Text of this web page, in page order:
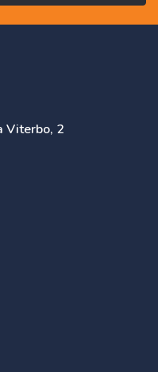
Viterbo, 2